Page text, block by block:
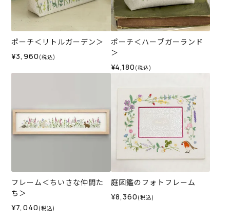
ポーチ＜リトルガーデン＞
¥3,960 (税込)
ポーチ＜ハーブガーランド
＞
¥4,180 (税込)
フレーム＜ちいさな仲間た
ち＞
¥7,040 (税込)
庭図鑑のフォトフレーム
¥8,360 (税込)